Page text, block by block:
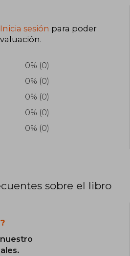
Inicia sesión para poder
.
0% (0)
0% (0)
0% (0)
0% (0)
0% (0)
sobre el libro